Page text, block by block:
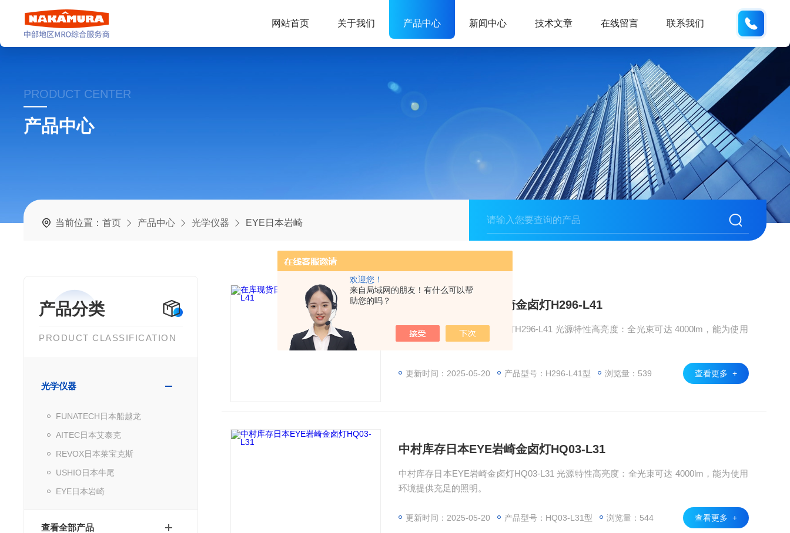
欢迎您！
来自局域网的朋友！有什么可以帮
助您的吗？
网站首页 关于我们 产品中心 新闻中心 技术文章 在线留言 联系我们
PRODUCT CENTER
产品中心
当前位置：首页 产品中心 光学仪器 EYE日本岩崎
产品分类
PRODUCT CLASSIFICATION
光学仪器
FUNATECH日本船越龙
AITEC日本艾泰克
REVOX日本莱宝克斯
USHIO日本牛尾
EYE日本岩崎
查看全部产品
在库现货日本EYE岩崎金卤灯H296-L41
在库现货日本EYE岩崎金卤灯H296-L41 光源特性高亮度：全光束可达 4000lm，能为使用
环境提供充足的照明。
更新时间：2025-05-20 产品型号：H296-L41型 浏览量：539 查看更多 +
中村库存日本EYE岩崎金卤灯HQ03-L31
中村库存日本EYE岩崎金卤灯HQ03-L31 光源特性高亮度：全光束可达 4000lm，能为使用
环境提供充足的照明。
更新时间：2025-05-20 产品型号：HQ03-L31型 浏览量：544 查看更多 +